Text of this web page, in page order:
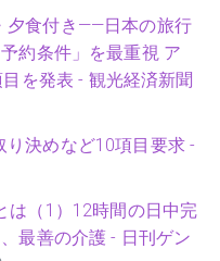
夕食付き——日本の旅行
約条件」を最重視 ア
を発表 - 観光経済新聞
り決めなど10項目要求 -
は（1）12時間の日中完
最善の介護 - 日刊ゲン